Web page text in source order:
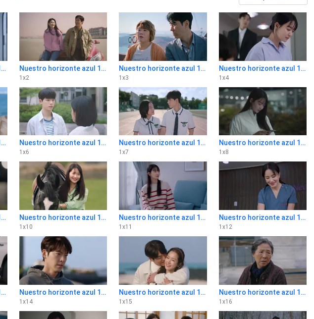
Nuestro horizonte azul 1x1 Nuestro horizonte azul 1x2
1 x2
Nuestro horizonte azul 1x3
1 x3
Nuestro horizonte azul 1x4
1 x4
Nuestro horizonte azul 1x5 Nuestro horizonte azul 1x6
1 x6
Nuestro horizonte azul 1x7
1 x7
Nuestro horizonte azul 1x8
1 x8
Nuestro horizonte azul 1x9 Nuestro horizonte azul 1x10
1 x10
Nuestro horizonte azul 1x11
1 x11
Nuestro horizonte azul 1x12
1 x12
Nuestro horizonte azul 1x13 Nuestro horizonte azul 1x14
1 x14
Nuestro horizonte azul 1x15
1 x15
Nuestro horizonte azul 1x16
1 x16